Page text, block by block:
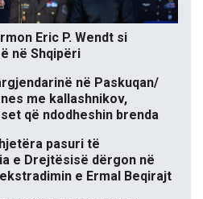
Eric P. Wendt si
në Shqipëri
në Paskuqan/
me kallashnikov,
që ndodheshin brenda
pasuri të
e Drejtësisë dërgon në
e Ermal Beqirajt